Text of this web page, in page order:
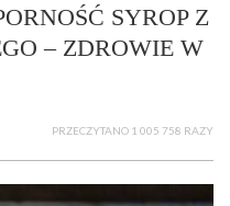
SYROP Z
– ZDROWIE W
PRZECZYTANO 1 005 758 RAZY